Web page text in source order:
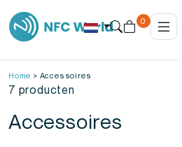
0
Home > Accessoires
7 producten
Accessoires